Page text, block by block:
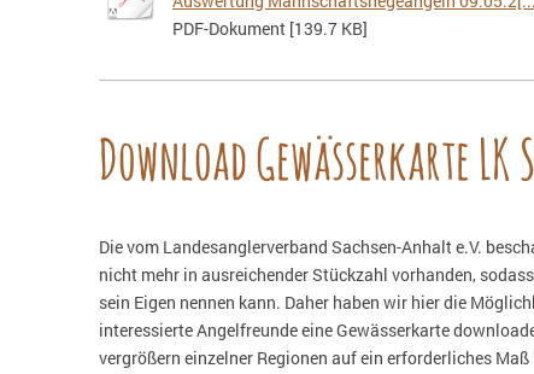
PDF-Dokument [139.7 KB]
Download Gewässerkarte LK
Die vom Landesanglerverband Sachsen-Anhalt e.V.
nicht mehr in ausreichender Stückzahl vorhanden,
sein Eigen nennen kann. Daher haben wir hier die
interessierte Angelfreunde eine Gewässerkarte
vergrößern einzelner Regionen auf ein erforderliches